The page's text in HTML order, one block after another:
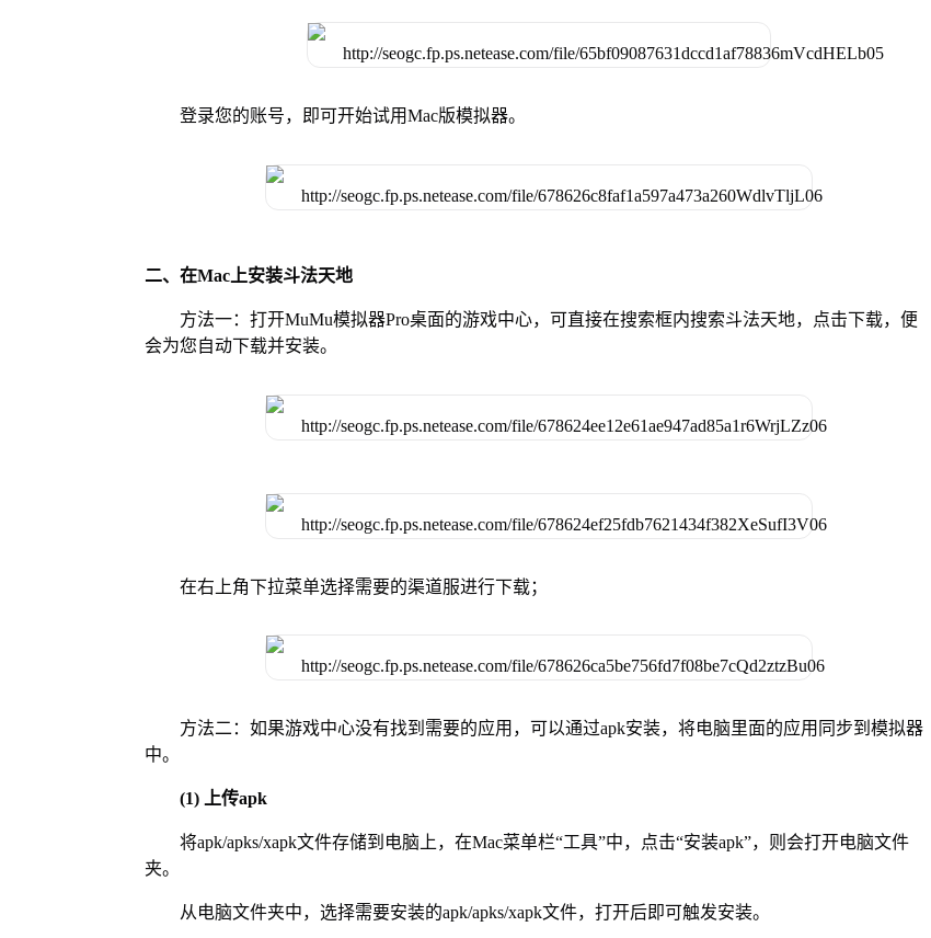
登录您的账号，即可开始试用Mac版模拟器。
二、在Mac上安装斗法天地
方法一：打开MuMu模拟器Pro桌面的游戏中心，可直接在搜索框内搜索斗法天地，点击下载，便
会为您自动下载并安装。
在右上角下拉菜单选择需要的渠道服进行下载；
方法二：如果游戏中心没有找到需要的应用，可以通过apk安装，将电脑里面的应用同步到模拟器
中。
(1) 上传apk
将apk/apks/xapk文件存储到电脑上，在Mac菜单栏“工具”中，点击“安装apk”，则会打开电脑文件
夹。
从电脑文件夹中，选择需要安装的apk/apks/xapk文件，打开后即可触发安装。